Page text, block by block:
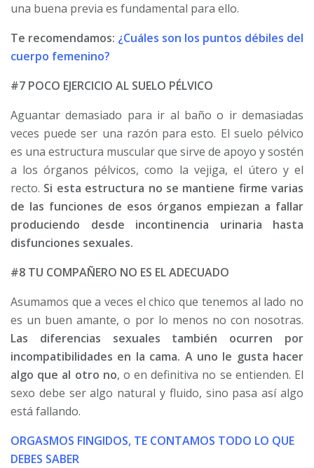
una buena previa es fundamental para ello.
Te recomendamos: ¿Cuáles son los puntos débiles del
cuerpo femenino?
#7 POCO EJERCICIO AL SUELO PÉLVICO
Aguantar demasiado para ir al baño o ir demasiadas
veces puede ser una razón para esto. El suelo pélvico
es una estructura muscular que sirve de apoyo y sostén
a los órganos pélvicos, como la vejiga, el útero y el
recto. Si esta estructura no se mantiene firme varias
de las funciones de esos órganos empiezan a fallar
produciendo desde incontinencia urinaria hasta
disfunciones sexuales.
#8 TU COMPAÑERO NO ES EL ADECUADO
Asumamos que a veces el chico que tenemos al lado no
es un buen amante, o por lo menos no con nosotras.
Las diferencias sexuales también ocurren por
incompatibilidades en la cama. A uno le gusta hacer
algo que al otro no, o en definitiva no se entienden. El
sexo debe ser algo natural y fluido, sino pasa así algo
está fallando.
ORGASMOS FINGIDOS, TE CONTAMOS TODO LO QUE
DEBES SABER